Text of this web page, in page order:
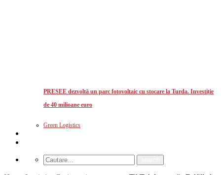
PRESEE dezvoltă un parc fotovoltaic cu stocare la Turda. Investiție
de 40 milioane euro
Green Logistics